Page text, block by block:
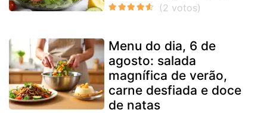
Menu do dia, 6 de
agosto: salada
magnífica de verão,
carne desfiada e doce
de natas